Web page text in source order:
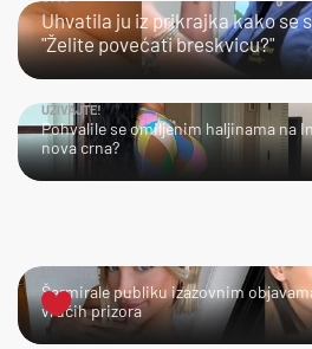
Uhvatila ju iz prikrajka kako se
"Želite povećati breskvicu?"
UŽIVAJTE!
Pohvalile se omiljenim haljinama na
nova crna?
UŽIVAJTE!
Šarmirale publiku izazovnim
vrućih prizora